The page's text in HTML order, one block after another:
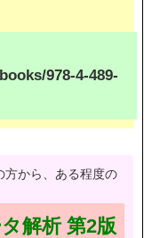
978-4-489-
方から、ある程度の
解析 第2版